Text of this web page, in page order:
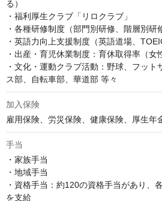
る）
・福利厚生クラブ「リロクラブ」
・各種研修制度（部門別研修、階層別研
・英語力向上支援制度（英語道場、
・出産・育児休業制度：育休取得率（女
・文化・運動クラブ活動：野球、フット
ス部、自転車部、華道部 等々
加入保険
雇用保険、労災保険、健康保険、厚生年
手当
・家族手当
・地域手当
・資格手当：約120の資格手当があり、各
を支給